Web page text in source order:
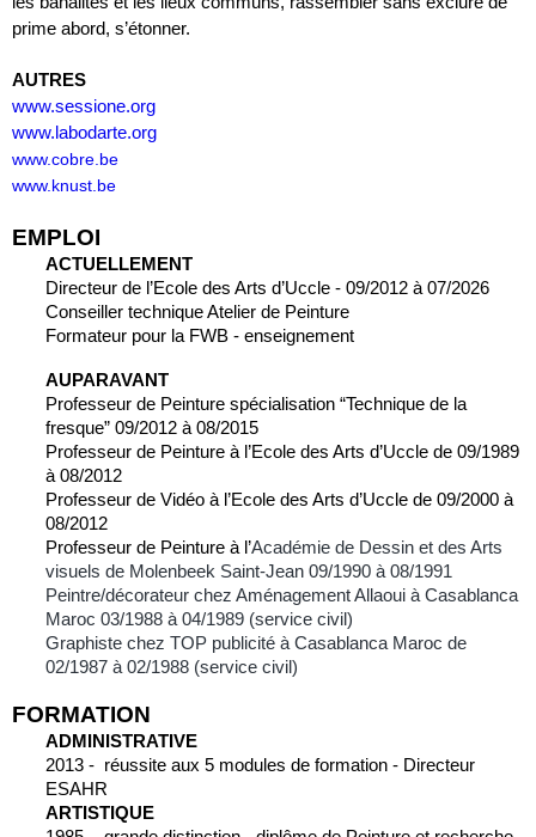
prime abord, s’étonner.
AUTRES
www.sessione.org
www.labodarte.org
www.cobre.be
www.knust.be
EMPLOI
ACTUELLEMENT
Directeur de l’Ecole des Arts d’Uccle - 09/2012 à 07/2026
Conseiller technique Atelier de Peinture
Formateur pour la FWB - enseignement
AUPARAVANT
Professeur de Peinture spécialisation “Technique de la
fresque” 09/2012 à 08/2015
Professeur de Peinture à l’Ecole des Arts d’Uccle de 09/1989
à 08/2012
Professeur de Vidéo à l’Ecole des Arts d’Uccle de 09/2000 à
08/2012
Professeur de Peinture à l’Académie de Dessin et des Arts
visuels de Molenbeek Saint-Jean 09/1990 à 08/1991
Peintre/décorateur chez Aménagement Allaoui à Casablanca
Maroc 03/1988 à 04/1989 (service civil)
Graphiste chez TOP publicité à Casablanca Maroc de
02/1987 à 02/1988 (service civil)
FORMATION
ADMINISTRATIVE
2013 -  réussite aux 5 modules de formation - Directeur
ESAHR
ARTISTIQUE